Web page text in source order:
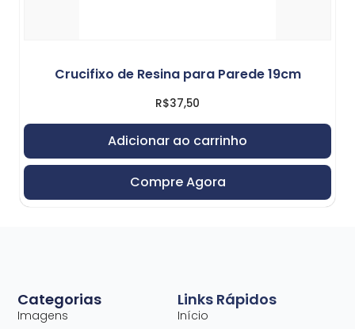
Crucifixo de Resina para Parede 19cm
R$37,50
Adicionar ao carrinho
Compre Agora
Links Rápidos
Início
Categorias
Imagens